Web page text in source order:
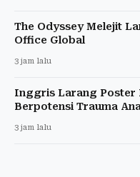
The Odyssey Melejit
Office Global
3 jam lalu
Inggris Larang Poster
Berpotensi Trauma
3 jam lalu